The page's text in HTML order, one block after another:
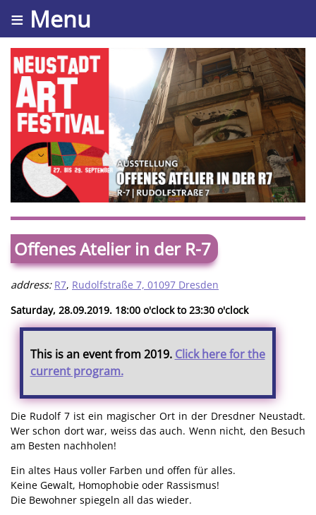
≡ Menu
Offenes Atelier in der R-7
address: R7, Rudolfstraße 7, 01097 Dresden
Saturday, 28.09.2019. 18:00 o'clock to 23:30 o'clock
This is an event from 2019. Click here for the
current program.
Die Rudolf 7 ist ein magischer Ort in der Dresdner Neustadt.
Wer schon dort war, weiss das auch. Wenn nicht, den Besuch
am Besten nachholen!
Ein altes Haus voller Farben und offen für alles.
Keine Gewalt, Homophobie oder Rassismus!
Die Bewohner spiegeln all das wieder.